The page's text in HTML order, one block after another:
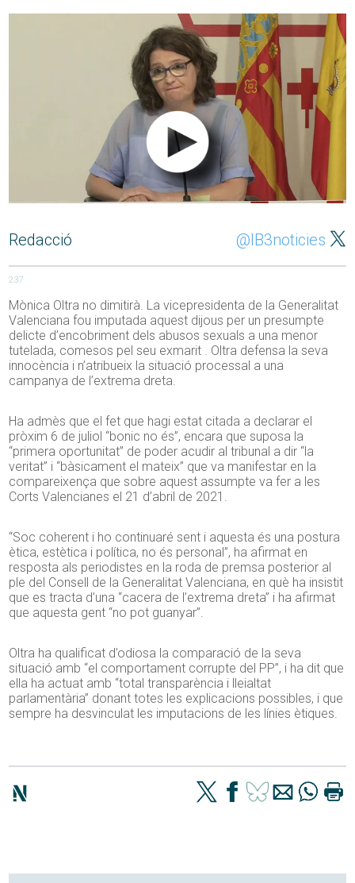
Redacció @IB3noticies
237
Mònica Oltra no dimitirà. La vicepresidenta de la Generalitat
Valenciana fou imputada aquest dijous per un presumpte
delicte d’encobriment dels abusos sexuals a una menor
tutelada, comesos pel seu exmarit . Oltra defensa la seva
innocència i n’atribueix la situació processal a una
campanya de l’extrema dreta.
Ha admès que el fet que hagi estat citada a declarar el
pròxim 6 de juliol “bonic no és”, encara que suposa la
“primera oportunitat” de poder acudir al tribunal a dir “la
veritat” i “bàsicament el mateix” que va manifestar en la
compareixença que sobre aquest assumpte va fer a les
Corts Valencianes el 21 d’abril de 2021.
“Soc coherent i ho continuaré sent i aquesta és una postura
ètica, estètica i política, no és personal”, ha afirmat en
resposta als periodistes en la roda de premsa posterior al
ple del Consell de la Generalitat Valenciana, en què ha insistit
que es tracta d’una “cacera de l’extrema dreta” i ha afirmat
que aquesta gent “no pot guanyar”.
Oltra ha qualificat d’odiosa la comparació de la seva
situació amb “el comportament corrupte del PP”, i ha dit que
ella ha actuat amb “total transparència i lleialtat
parlamentària” donant totes les explicacions possibles, i que
sempre ha desvinculat les imputacions de les línies ètiques.